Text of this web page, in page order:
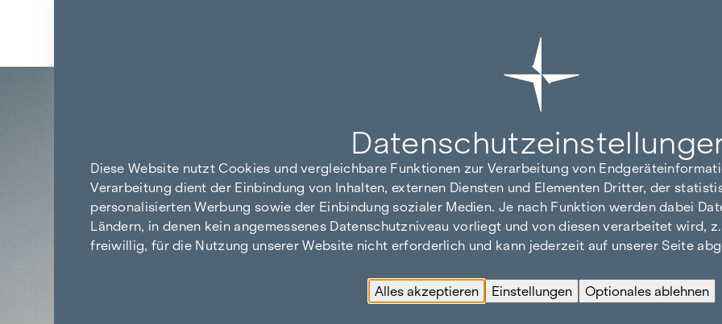
Diese Website nutzt Cookies und vergleichbare Funktionen zur Verarbeitung von
Verarbeitung dient der Einbindung von Inhalten, externen Diensten und Elementen Dritter, der
personalisierten Werbung sowie der Einbindung sozialer Medien. Je nach Funktion werden dabei
Ländern, in denen kein angemessenes Datenschutzniveau vorliegt und von diesen verarbeitet wird,
freiwillig, für die Nutzung unserer Website nicht erforderlich und kann jederzeit auf unserer Seite
Alles akzeptieren Einstellungen Optionales ablehnen